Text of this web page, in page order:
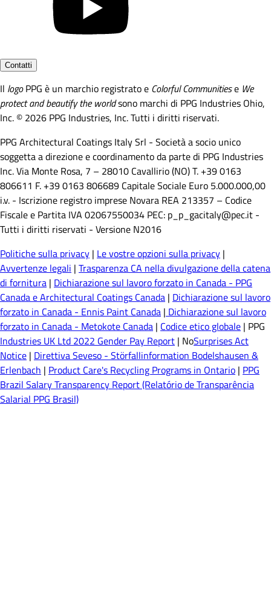
Contatti
Il logoPPG è un marchio registrato e Colorful Communitiese We
protect and beautify the worldsono marchi di PPG Industries Ohio,
Inc. © 2026 PPG Industries, Inc. Tutti i diritti riservati.
PPG Architectural Coatings Italy Srl - Società a socio unico
soggetta a direzione e coordinamento da parte di PPG Industries
Inc. Via Monte Rosa, 7 – 28010 Cavallirio (NO) T. +39 0163
806611 F. +39 0163 806689 Capitale Sociale Euro 5.000.000,00
i.v. - Iscrizione registro imprese Novara REA 213357 – Codice
Fiscale e Partita IVA 02067550034 PEC: p_p_gacitaly@pec.it -
Tutti i diritti riservati - Versione N2016
Politiche sulla privacy | Le vostre opzioni sulla privacy |
Avvertenze legali | Trasparenza CA nella divulgazione della catena
di fornitura | Dichiarazione sul lavoro forzato in Canada - PPG
Canada e Architectural Coatings Canada | Dichiarazione sul lavoro
forzato in Canada - Ennis Paint Canada | Dichiarazione sul lavoro
forzato in Canada - Metokote Canada | Codice etico globale | PPG
Industries UK Ltd 2022 Gender Pay Report | NoSurprises Act
Notice | Direttiva Seveso - Störfallinformation Bodelshausen &
Erlenbach | Product Care's Recycling Programs in Ontario | PPG
Brazil Salary Transparency Report (Relatório de Transparência
Salarial PPG Brasil)